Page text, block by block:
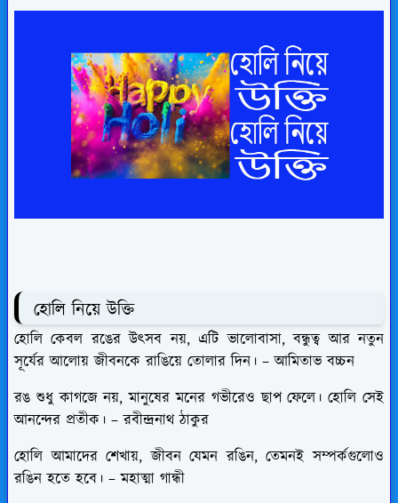
হোলি নিয়ে উক্তি
হোলি কেবল রঙের উৎসব নয়, এটি ভালোবাসা, বন্ধুত্ব আর নতুন
সূর্যের আলোয় জীবনকে রাঙিয়ে তোলার দিন। – আমিতাভ বচ্চন
রঙ শুধু কাগজে নয়, মানুষের মনের গভীরেও ছাপ ফেলে। হোলি সেই
আনন্দের প্রতীক। – রবীন্দ্রনাথ ঠাকুর
হোলি আমাদের শেখায়, জীবন যেমন রঙিন, তেমনই সম্পর্কগুলোও
রঙিন হতে হবে। – মহাত্মা গান্ধী